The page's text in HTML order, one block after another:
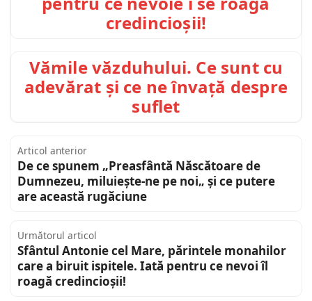
credincioșii!
Vămile văzduhului. Ce sunt cu
adevărat și ce ne învață despre
suflet
Articol anterior
De ce spunem „Preasfântă Născătoare de
Dumnezeu, miluiește-ne pe noi„ și ce putere
are această rugăciune
Următorul articol
Sfântul Antonie cel Mare, părintele monahilor
care a biruit ispitele. Iată pentru ce nevoi îl
roagă credincioșii!